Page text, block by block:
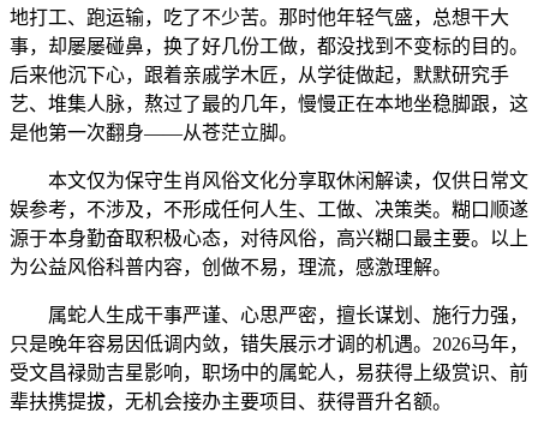
地打工、跑运输，吃了不少苦。那时他年轻气盛，总想干大
事，却屡屡碰鼻，换了好几份工做，都没找到不变标的目的。
后来他沉下心，跟着亲戚学木匠，从学徒做起，默默研究手
艺、堆集人脉，熬过了最的几年，慢慢正在本地坐稳脚跟，这
是他第一次翻身——从苍茫立脚。
本文仅为保守生肖风俗文化分享取休闲解读，仅供日常文
娱参考，不涉及，不形成任何人生、工做、决策类。糊口顺遂
源于本身勤奋取积极心态，对待风俗，高兴糊口最主要。以上
为公益风俗科普内容，创做不易，理流，感激理解。
属蛇人生成干事严谨、心思严密，擅长谋划、施行力强，
只是晚年容易因低调内敛，错失展示才调的机遇。2026马年，
受文昌禄勋吉星影响，职场中的属蛇人，易获得上级赏识、前
辈扶携提拔，无机会接办主要项目、获得晋升名额。